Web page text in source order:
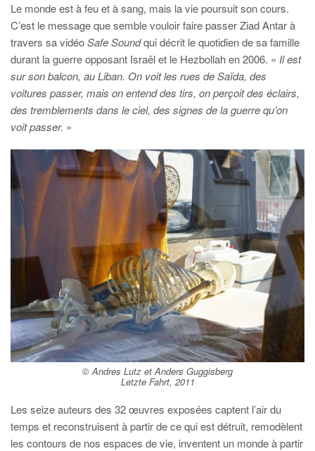
Le monde est à feu et à sang, mais la vie poursuit son cours.
C’est le message que semble vouloir faire passer Ziad Antar à
travers sa vidéoSafe Soundqui décrit le quotidien de sa famille
durant la guerre opposant Israël et le Hezbollah en 2006. « Il est
sur son balcon, au Liban. On voit les rues de Saïda, des
voitures passer, mais on entend des tirs, on perçoit des éclairs,
des tremblements dans le ciel, des signes de la guerre qu’on
voit passer. »
© Andres Lutz et Anders Guggisberg
Letzte Fahrt, 2011
Les seize auteurs des 32 œuvres exposées captent l’air du
temps et reconstruisent à partir de ce qui est détruit, remodèlent
les contours de nos espaces de vie, inventent un monde à partir